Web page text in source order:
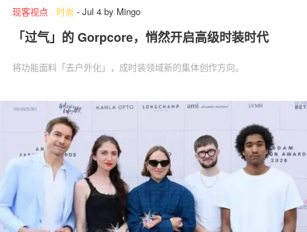
现客视点 . 时尚 - Jul 4 by Mingo
「过气」的 Gorpcore，悄然开启高级时装时代
将功能面料「去户外化」，成时装领域新的集体创作方向。